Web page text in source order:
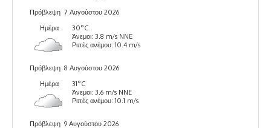
Πρόβλεψη 7 Αυγούστου 2026
Ημέρα
30°C
Άνεμοι: 3.8 m/s NNE
Ριπές ανέμου: 10.4 m/s
Πρόβλεψη 8 Αυγούστου 2026
Ημέρα
31°C
Άνεμοι: 3.6 m/s NNE
Ριπές ανέμου: 10.1 m/s
Πρόβλεψη 9 Αυγούστου 2026